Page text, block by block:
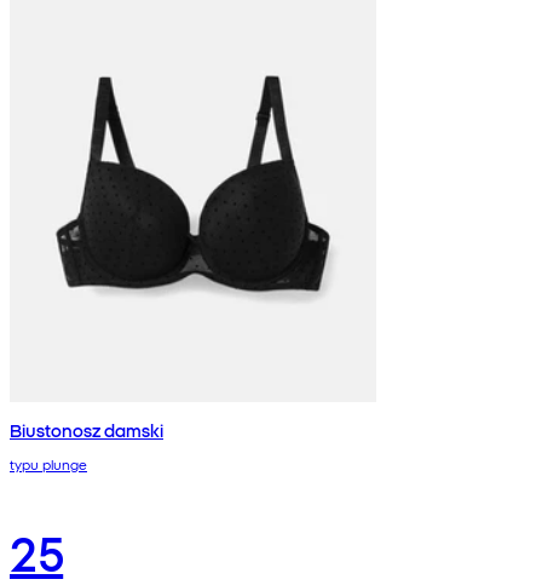
Biustonosz damski
typu plunge
25